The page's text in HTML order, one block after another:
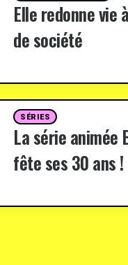
Elle redonne vie
de société
SÉRIES
La série animée
fête ses 30 ans !